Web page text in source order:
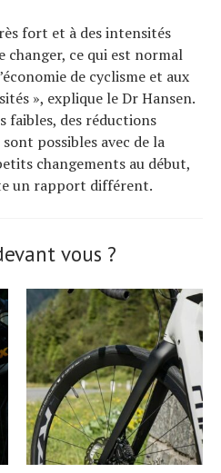
fort et à des intensités
changer, ce qui est normal
de cyclisme et aux
», explique le Dr Hansen.
faibles, des réductions
possibles avec de la
changements au début,
un rapport différent.
vous ?